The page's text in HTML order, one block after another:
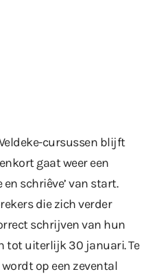
cursussen blijft
gaat weer een
en schriêve’ van start.
die zich verder
schrijven van hun
tot uiterlijk 30 januari. Te
op een zevental